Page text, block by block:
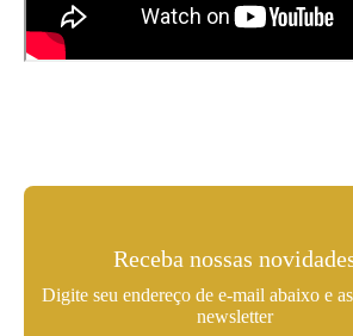
Receba nossas
Digite seu endereço de e-mail abaixo e
newsletter